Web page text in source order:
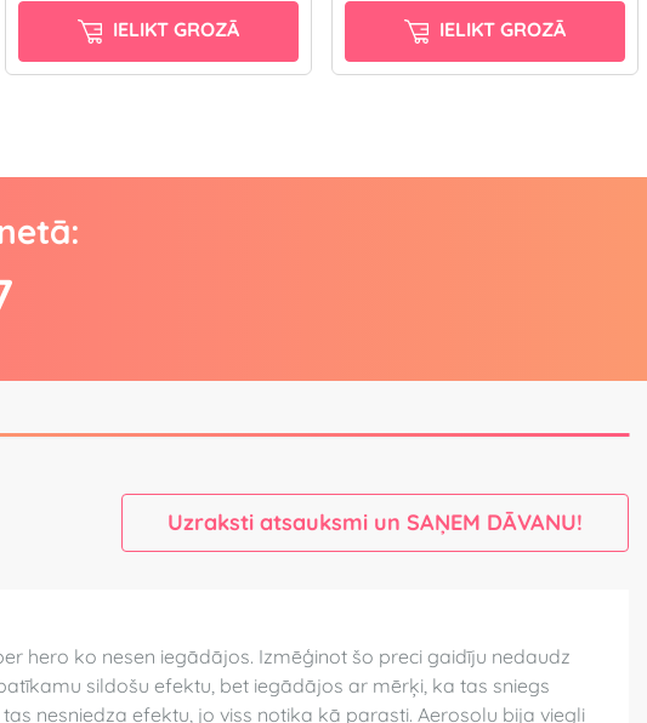
IELIKT GROZĀ IELIKT GROZĀ
Uzraksti atsauksmi un SAŅEM DĀVANU!
hero ko nesen iegādājos. Izmēģinot šo preci gaidīju nedaudz
sildošu efektu, bet iegādājos ar mērķi, ka tas sniegs
nesniedza efektu, jo viss notika kā parasti. Aerosolu bija viegli